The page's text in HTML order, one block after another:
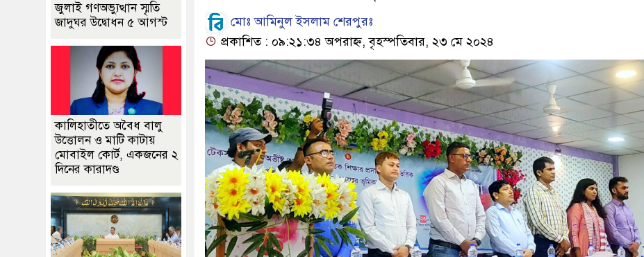
মোঃ আমিনুল ইসলাম শেরপুরঃ
প্রকাশিত : ০৯:২১:৩৪ অপরাহ্ন, বৃহস্পতিবার, ২৩ মে ২০২৪
জুলাই গণঅভ্যুত্থান স্মৃতি
জাদুঘর উদ্বোধন ৫ আগস্ট
কালিহাতীতে অবৈধ বালু
উত্তোলন ও মাটি কাটায়
মোবাইল কোর্ট, একজনের ২
দিনের কারাদণ্ড